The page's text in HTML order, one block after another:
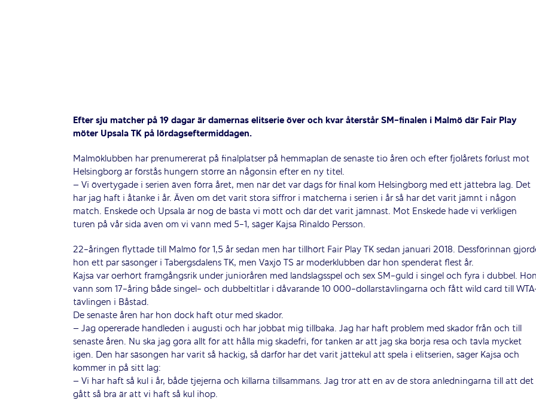
Efter sju matcher på 19 dagar är damernas elitserie över och kvar återstår SM-finalen i Malmö där Fair Play
möter Upsala TK på lördagseftermiddagen.
Malmöklubben har prenumererat på finalplatser på hemmaplan de senaste tio åren och efter fjolårets förlust mot
Helsingborg är förstås hungern större än någonsin efter en ny titel.
– Vi övertygade i serien även förra året, men när det var dags för final kom Helsingborg med ett jättebra lag. Det
har jag haft i åtanke i år. Även om det varit stora siffror i matcherna i serien i år så har det varit jämnt i någon
match. Enskede och Upsala är nog de bästa vi mött och där det varit jämnast. Mot Enskede hade vi verkligen
turen på vår sida även om vi vann med 5-1, säger Kajsa Rinaldo Persson.
22-åringen flyttade till Malmö för 1,5 år sedan men har tillhört Fair Play TK sedan januari 2018. Dessförinnan
hon ett par säsonger i Tabergsdalens TK, men Växjö TS är moderklubben där hon spenderat flest år.
Kajsa var oerhört framgångsrik under junioråren med landslagsspel och sex SM-guld i singel och fyra i dubbel.
vann som 17-åring både singel- och dubbeltitlar i dåvarande 10 000-dollarstävlingarna och fått wild card till
tävlingen i Båstad.
De senaste åren har hon dock haft otur med skador.
– Jag opererade handleden i augusti och har jobbat mig tillbaka. Jag har haft problem med skador från och till
senaste åren. Nu ska jag göra allt för att hålla mig skadefri, för tanken är att jag ska börja resa och tävla mycket
igen. Den här säsongen har varit så hackig, så därför har det varit jättekul att spela i elitserien, säger Kajsa och
kommer in på sitt lag:
– Vi har haft så kul i år, både tjejerna och killarna tillsammans. Jag tror att en av de stora anledningarna till att det
gått så bra är att vi haft så kul ihop.